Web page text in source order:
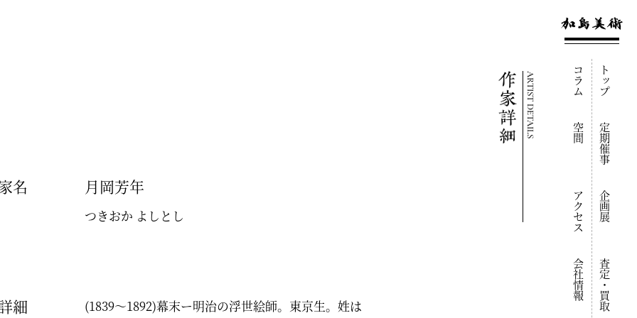
トップ
定期催事
企画展
査定・買取
コラム
空間
アクセス
会社情報
ARTIST DETAILS
名 月岡芳年
つきおか よしとし
細 (1839～1892)幕末ー明治の浮世絵師。東京生。姓は